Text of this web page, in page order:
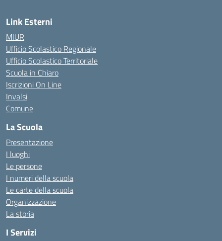
Link Esterni
MIUR
Ufficio Scolastico Regionale
Ufficio Scolastico Territoriale
Scuola in Chiaro
Iscrizioni On Line
Invalsi
Comune
La Scuola
Presentazione
I luoghi
Le persone
I numeri della scuola
Le carte della scuola
Organizzazione
La storia
I Servizi